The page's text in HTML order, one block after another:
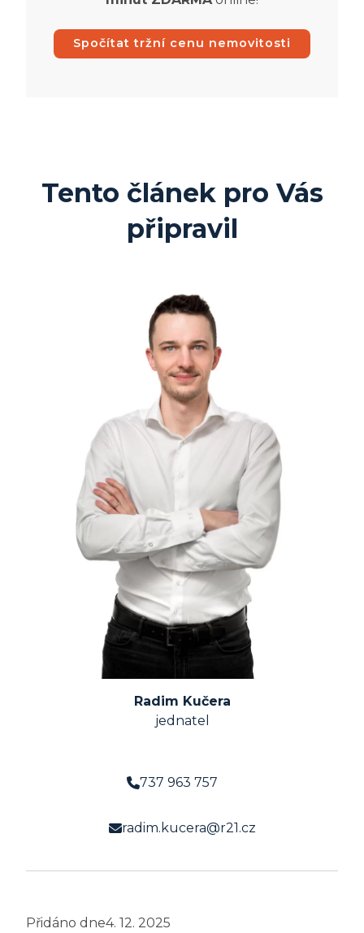
Spočítat tržní cenu nemovitosti
Tento článek pro Vás
připravil
Radim Kučera
jednatel
737 963 757
radim.kucera@r21.cz
Přidáno dne4. 12. 2025